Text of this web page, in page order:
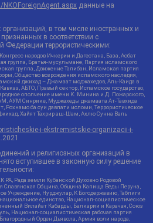
данные на
в том числе иностранных и
в соответствии с
Федерации террористическими:
народов Ичкерии и Дагестана, База, Асбат
группа, Братья-мусульмане, Партия исламского
группа, Движение Талибан, Исламская партия
Общество возрождения исламского наследия,
джихад – Джамаат моджахедов, Аль-Каида в
АБТО, Правый сектор, Исламское государство,
ополчение имени К. Минина и Д. Пожарского,
АУМ Синрике, Муджахеды джамаата Ат-Тавхида
ба суи давлати исломи, Террористическое
Хайят Тахрир аш-Шам, Ахлю Сунна Валь
i-ekstremistskie-organizacii-i-
и религиозных организаций в
вступившее в законную силу решение
РА, Рада земли Кубанской Духовно Родовой
Славянская Община, Община Капища Веды Перуна,
Учреждение, Нурджулар, К Богодержавию, Таблиги
единство, Национал-социалистическое
Вилайат Кабарды, Балкарии и Карачая, Союз
Национал-социалистическая рабочая партия
Орден Дьявола, Армия воли народа,